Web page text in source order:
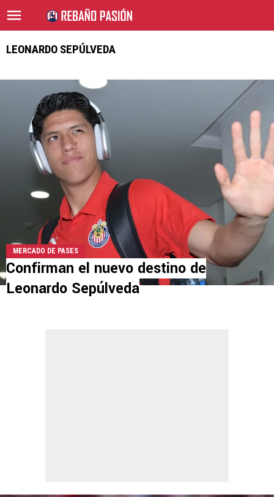
LEONARDO SEPÚLVEDA
MERCADO DE PASES
Confirman el nuevo destino de
Leonardo Sepúlveda